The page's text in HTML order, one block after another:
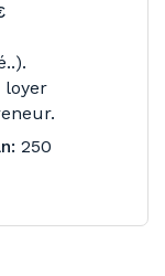
loyer
250